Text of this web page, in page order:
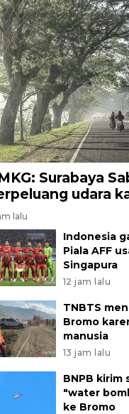
Surabaya
udara
lalu
Indonesia
Piala AFF
Singapura
12 jam lalu
TNBTS
Bromo
manusia
13 jam lalu
BNPB
"water
ke Bromo